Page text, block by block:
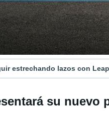
estrechando lazos con
su nuevo